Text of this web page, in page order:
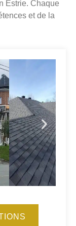
Estrie. Chaque
et de la